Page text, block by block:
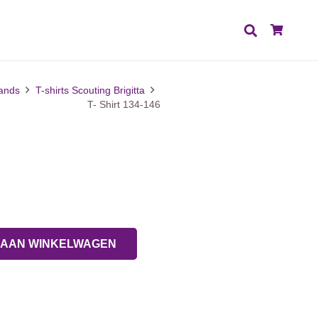
T-shirts Scouting Brigitta
T- Shirt 134-146
WINKELWAGEN